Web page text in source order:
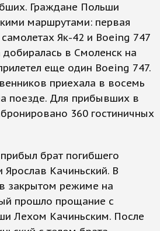
Граждане Польши
маршрутами: первая
самолетах Як-42 и Boeing 747
добиралась в Смоленск на
еще один Boeing 747.
приехала в восемь
поезде. Для прибывших в
360 гостиничных
брат погибшего
Качиньский. В
закрытом режиме на
прошло прощание с
Лехом Качиньским. После